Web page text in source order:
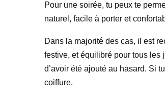
Pour une soirée, tu peux te
naturel, facile à porter et
Dans la majorité des cas, il est
festive, et équilibré pour tous les
d’avoir été ajouté au hasard. Si
coiffure.